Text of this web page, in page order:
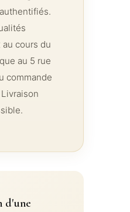
cours du
au 5 rue
commande
d'une